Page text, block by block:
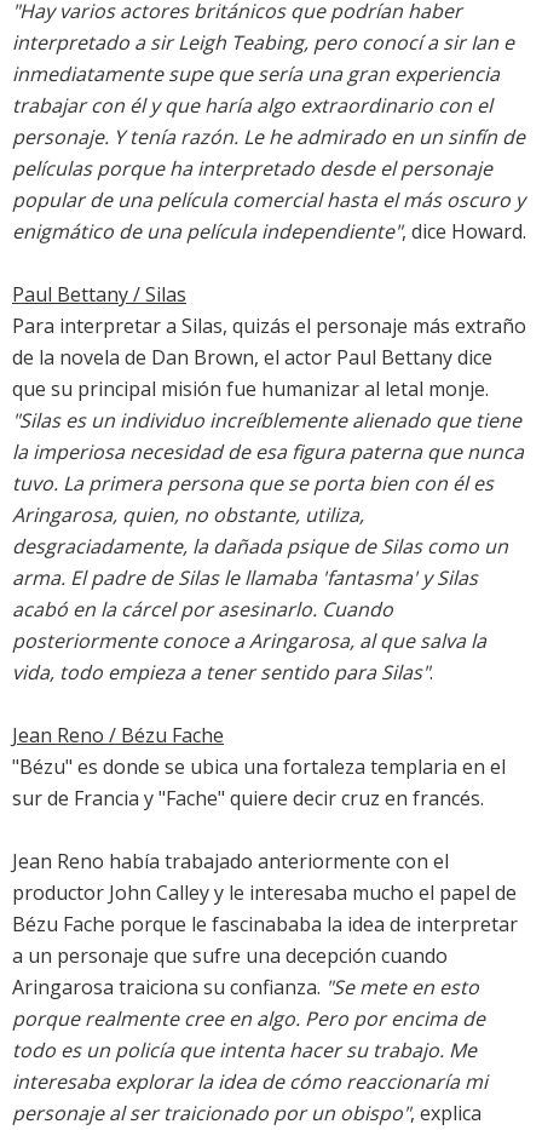
"Hay varios actores británicos que podrían haber
interpretado a sir Leigh Teabing, pero conocí a sir Ian e
inmediatamente supe que sería una gran experiencia
trabajar con él y que haría algo extraordinario con el
personaje. Y tenía razón. Le he admirado en un sinfín de
películas porque ha interpretado desde el personaje
popular de una película comercial hasta el más oscuro y
enigmático de una película independiente", dice Howard.
Paul Bettany / Silas
Para interpretar a Silas, quizás el personaje más extraño
de la novela de Dan Brown, el actor Paul Bettany dice
que su principal misión fue humanizar al letal monje.
"Silas es un individuo increíblemente alienado que tiene
la imperiosa necesidad de esa figura paterna que nunca
tuvo. La primera persona que se porta bien con él es
Aringarosa, quien, no obstante, utiliza,
desgraciadamente, la dañada psique de Silas como un
arma. El padre de Silas le llamaba 'fantasma' y Silas
acabó en la cárcel por asesinarlo. Cuando
posteriormente conoce a Aringarosa, al que salva la
vida, todo empieza a tener sentido para Silas".
Jean Reno / Bézu Fache
"Bézu" es donde se ubica una fortaleza templaria en el
sur de Francia y "Fache" quiere decir cruz en francés.
Jean Reno había trabajado anteriormente con el
productor John Calley y le interesaba mucho el papel de
Bézu Fache porque le fascinababa la idea de interpretar
a un personaje que sufre una decepción cuando
Aringarosa traiciona su confianza. "Se mete en esto
porque realmente cree en algo. Pero por encima de
todo es un policía que intenta hacer su trabajo. Me
interesaba explorar la idea de cómo reaccionaría mi
personaje al ser traicionado por un obispo", explica